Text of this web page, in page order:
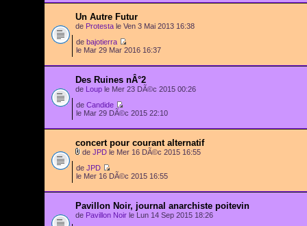
Un Autre Futur
de Protesta le Ven 3 Mai 2013 16:38
de bajotierra
le Mar 29 Mar 2016 16:37
Des Ruines nÂ°2
de Loup le Mer 23 DÃ©c 2015 00:26
de Candide
le Mar 29 DÃ©c 2015 22:10
concert pour courant alternatif
de JPD le Mer 16 DÃ©c 2015 16:55
de JPD
le Mer 16 DÃ©c 2015 16:55
Pavillon Noir, journal anarchiste poitevin
de Pavillon Noir le Lun 14 Sep 2015 18:26